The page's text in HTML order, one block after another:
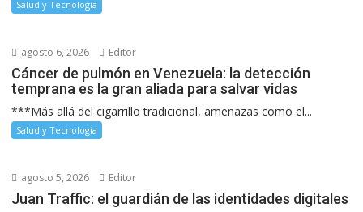
Salud y Tecnología
agosto 6, 2026 Editor
Cáncer de pulmón en Venezuela: la detección
temprana es la gran aliada para salvar vidas
***Más allá del cigarrillo tradicional, amenazas como el...
Salud y Tecnología
agosto 5, 2026 Editor
Juan Traffic: el guardián de las identidades digitales